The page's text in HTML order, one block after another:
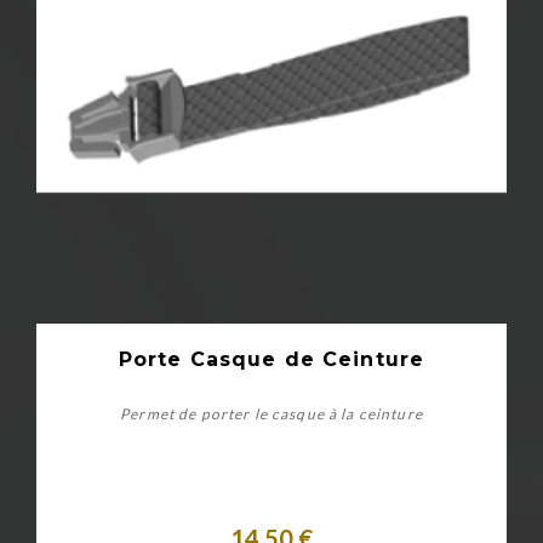
Porte Casque de Ceinture
Permet de porter le casque à la ceinture